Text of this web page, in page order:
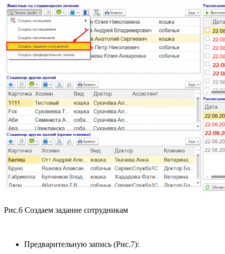
Рис.6 Создаем задание сотрудникам
Предварительную запись (Рис.7):